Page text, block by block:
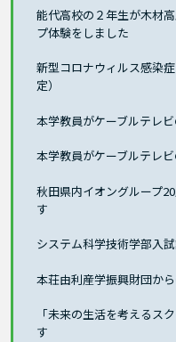
能代高校の２年生が木材
プ体験をしました
新型コロナウィルス感染
定）
本学教員がケーブルテレ
本学教員がケーブルテレ
秋田県内イオングループ
す
システム科学技術学部入
本荘由利産学振興財団か
「未来の生活を考えるス
す